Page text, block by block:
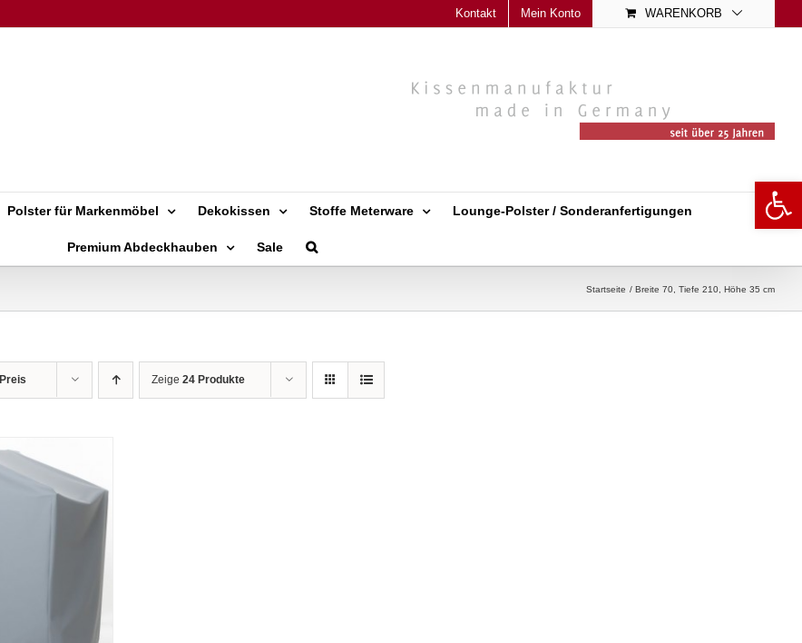
Kontakt Mein Konto WARENKORB
Polster für Markenmöbel Dekokissen Stoffe Meterware Lounge-Polster / Sonderanfertigungen
Premium Abdeckhauben Sale
Startseite Breite 70, Tiefe 210, Höhe 35 cm
Preis Zeige24 Produkte